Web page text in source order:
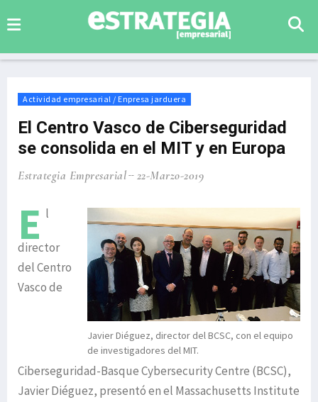
Actividad empresarial / Enpresa jarduera
El Centro Vasco de Ciberseguridad
se consolida en el MIT y en Europa
Estrategia Empresarial 22-Marzo-2019
Javier Diéguez, director del BCSC, con el equipo
de investigadores del MIT.
E l
director
del Centro
Vasco de
Ciberseguridad-Basque Cybersecurity Centre (BCSC),
Javier Diéguez, presentó en el Massachusetts Institute